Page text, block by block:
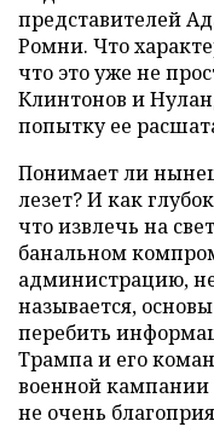
представителей
Ромни. Что
что это уже не
Клинтонов и
попытку ее
Понимает ли
лезет? И как
что извлечь на
банальном
администрацию,
называется,
перебить
Трампа и его
военной кампании
не очень